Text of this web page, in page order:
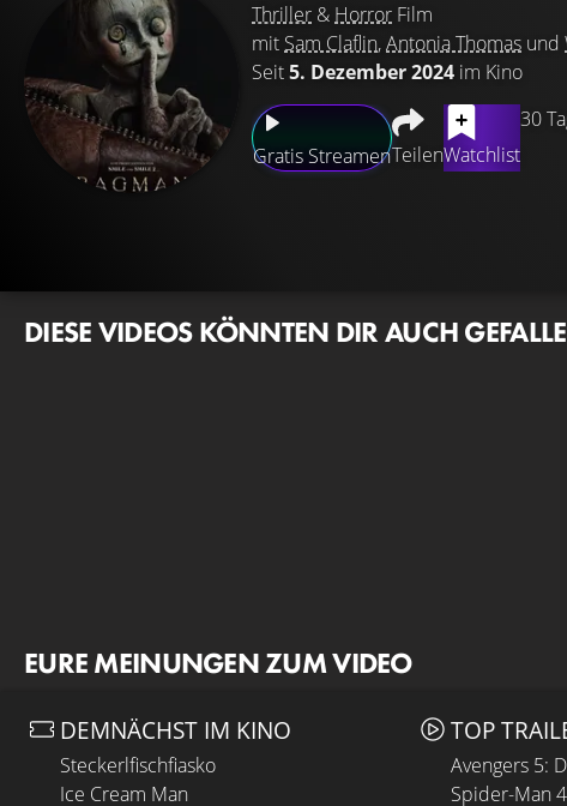
Thriller & Horror Film
mit Sam Claflin,Antonia Thomas und
Seit5. Dezember 2024 im Kino
Gratis StreamenTeilenWatchlist
30
DIESE VIDEOS KÖNNTEN DIR AUCH
EURE MEINUNGEN ZUM VIDEO
DEMNÄCHST IM KINO
Steckerlfischfiasko
Ice Cream Man
TOP
Avengers 5:
Spider-Man